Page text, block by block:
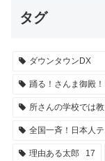
タグ
ダウンタウンDX
踊る！さんま御殿！
所さんの学校では
全国一斉！日本人テ
理由ある太郎 17